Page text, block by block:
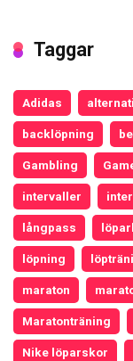
Taggar
Adidas
backlöpning
Gambling
intervaller
långpass
löpning
maraton
Maratonträning
Nike löparskor